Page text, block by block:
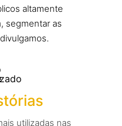
altamente
segmentar as
utilizadas nas